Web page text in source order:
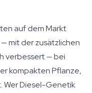
auf dem Markt
mit der zusätzlichen
verbessert — bei
kompakten Pflanze,
Wer Diesel-Genetik